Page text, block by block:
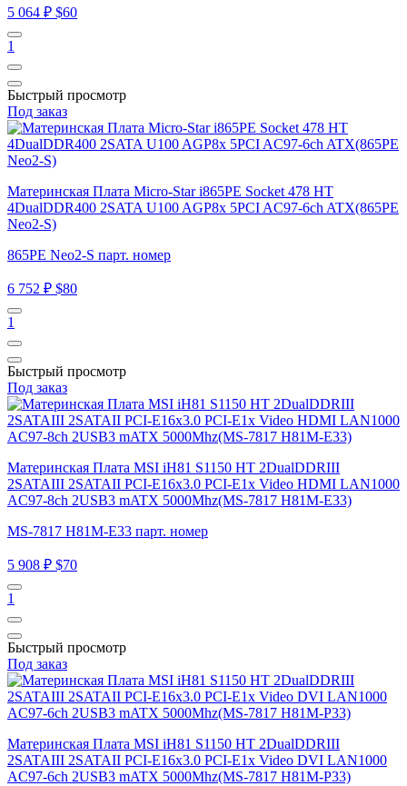
5 064 ₽ $60
1
Быстрый просмотр
Под заказ
Материнская Плата Micro-Star i865PE Socket 478 HT
4DualDDR400 2SATA U100 AGP8x 5PCI AC97-6ch ATX(865PE
Neo2-S)
865PE Neo2-S парт. номер
6 752 ₽ $80
1
Быстрый просмотр
Под заказ
Материнская Плата MSI iH81 S1150 HT 2DualDDRIII
2SATAIII 2SATAII PCI-E16x3.0 PCI-E1x Video HDMI LAN1000
AC97-8ch 2USB3 mATX 5000Mhz(MS-7817 H81M-E33)
MS-7817 H81M-E33 парт. номер
5 908 ₽ $70
1
Быстрый просмотр
Под заказ
Материнская Плата MSI iH81 S1150 HT 2DualDDRIII
2SATAIII 2SATAII PCI-E16x3.0 PCI-E1x Video DVI LAN1000
AC97-6ch 2USB3 mATX 5000Mhz(MS-7817 H81M-P33)